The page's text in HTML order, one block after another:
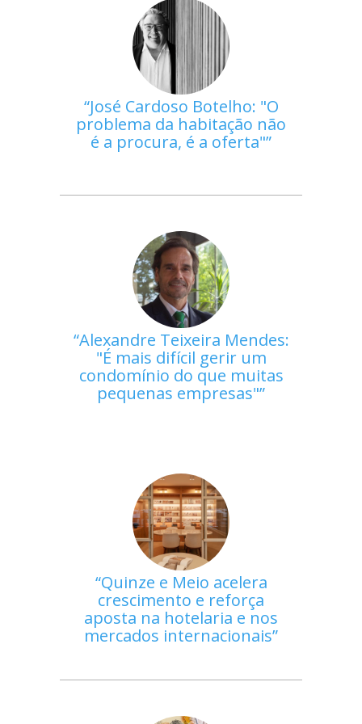
José Cardoso Botelho: "O
problema da habitação não
é a procura, é a oferta"
Alexandre Teixeira Mendes:
"É mais difícil gerir um
condomínio do que muitas
pequenas empresas"
Quinze e Meio acelera
crescimento e reforça
aposta na hotelaria e nos
mercados internacionais